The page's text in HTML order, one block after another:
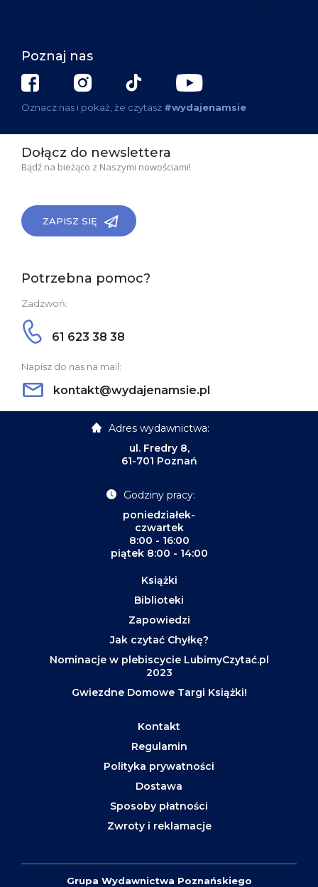
Poznaj nas
Oznacz nas i pokaż, że czytasz #wydajenamsie
Dołącz do newslettera
Bądź na bieżąco z Naszymi nowościami!
ZAPISZ SIĘ
Potrzebna pomoc?
Zadzwoń:
61 623 38 38
Napisz do nas na mail:
kontakt@wydajenamsie.pl
Adres wydawnictwa:
ul. Fredry 8,
61-701 Poznań
Godziny pracy:
poniedziałek-
czwartek
8:00 - 16:00
piątek 8:00 - 14:00
Książki
Biblioteki
Zapowiedzi
Jak czytać Chyłkę?
Nominacje w plebiscycie LubimyCzytać.pl
2023
Gwiezdne Domowe Targi Książki!
Kontakt
Regulamin
Polityka prywatności
Dostawa
Sposoby płatności
Zwroty i reklamacje
Grupa Wydawnictwa Poznańskiego